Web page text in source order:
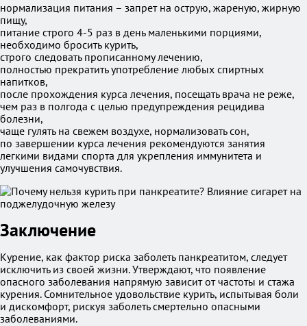
нормализация питания – запрет на острую, жареную, жирную
пищу,
питание строго 4-5 раз в день маленькими порциями,
необходимо бросить курить,
строго следовать прописанному лечению,
полностью прекратить употребление любых спиртных
напитков,
после прохождения курса лечения, посещать врача не реже,
чем раз в полгода с целью предупреждения рецидива
болезни,
чаще гулять на свежем воздухе, нормализовать сон,
по завершении курса лечения рекомендуются занятия
легкими видами спорта для укрепления иммунитета и
улучшения самочувствия.
Заключение
Курение, как фактор риска заболеть панкреатитом, следует
исключить из своей жизни. Утверждают, что появление
опасного заболевания напрямую зависит от частоты и стажа
курения. Сомнительное удовольствие курить, испытывая боли
и дискомфорт, рискуя заболеть смертельно опасными
заболеваниями.